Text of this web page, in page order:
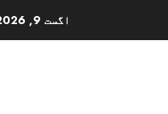
اگست 9, 2026